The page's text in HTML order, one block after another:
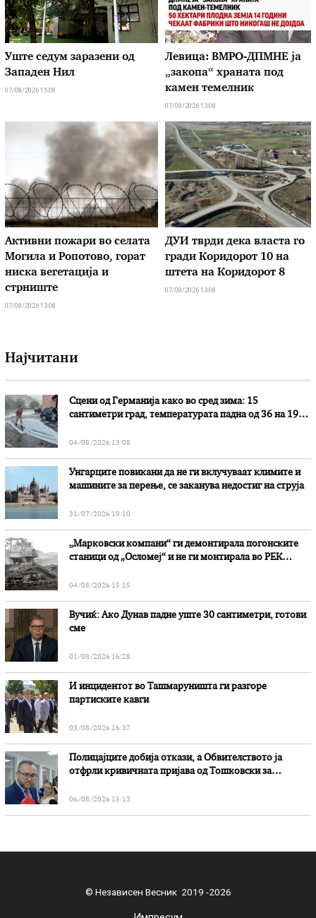
Уште седум заразени од
Западен Нил
07/08/2026 15:08
Левица: ВМРО-ДПМНЕ ја
„закопа“ храната под
камен темелник
07/08/2026 13:08
Активни пожари во селата
Могила и Ропотово, горат
ниска вегетација и
стрниште
07/08/2026 13:08
ДУИ тврди дека власта го
гради Коридорот 10 на
штета на Коридорот 8
07/08/2026 13:08
Најчитани
Сцени од Германија како во сред зима: 15
сантиметри град, температурата падна од 36 на 19
04/08/2026 13:08
Унгарците повикани да не ги вклучуваат климите и
машините за перење, се заканува недостиг на струја
31/07/2026 19:10
„Марковски компани“ ги демонтирала погонските
станици од „Осломеј“ и не ги монтирала во РЕК
04/08/2026 15:15
Вучиќ: Ако Дунав падне уште 30 сантиметри, готови
сме
01/08/2026 16:28
И инцидентот во Ташмаруништa ги разгоре
партиските кавги
03/08/2026 16:37
Полицајците добија откази, а Обвителството ја
отфрли кривичната пријава од Тошковски за
06/08/2026 15:13
© Независен Весник 2019 -2026